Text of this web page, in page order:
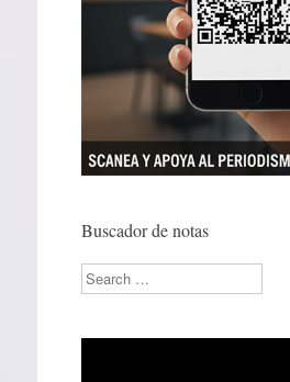
Buscador de notas
Search